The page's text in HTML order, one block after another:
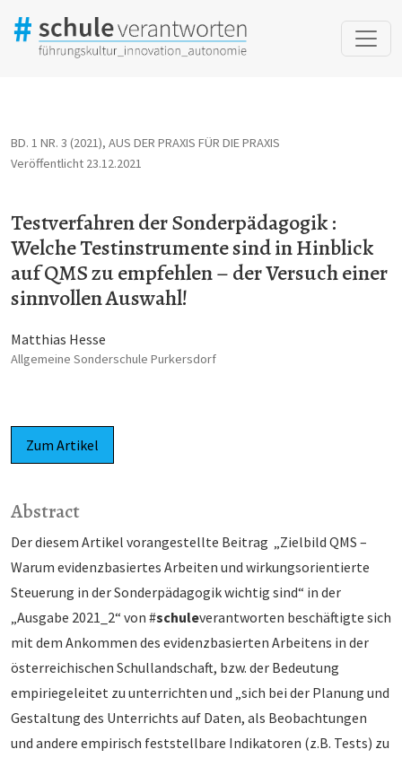
BD. 1 NR. 3 (2021), AUS DER PRAXIS FÜR DIE PRAXIS
Testverfahren der Sonderpädagogik :
Welche Testinstrumente sind in Hinblick
auf QMS zu empfehlen – der Versuch einer
sinnvollen Auswahl!
Veröffentlicht 23.12.2021
Matthias Hesse
Allgemeine Sonderschule Purkersdorf
Zum Artikel
Abstract
Der diesem Artikel vorangestellte Beitrag „Zielbild QMS –
Warum evidenzbasiertes Arbeiten und wirkungsorientierte
Steuerung in der Sonderpädagogik wichtig sind“ in der
„Ausgabe 2021_2“ von #schuleverantworten beschäftigte sich
mit dem Ankommen des evidenzbasierten Arbeitens in der
österreichischen Schullandschaft, bzw. der Bedeutung
empiriegeleitet zu unterrichten und „sich bei der Planung und
Gestaltung des Unterrichts auf Daten, als Beobachtungen
und andere empirisch feststellbare Indikatoren (z.B. Tests) zu